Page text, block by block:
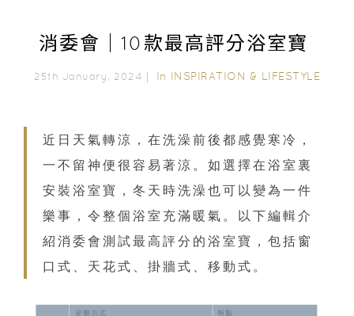
消委會｜10款最高評分浴室寶
25th January, 2024｜ In INSPIRATION & LIFESTYLE
近日天氣轉涼，在洗澡前後都感覺寒冷，
一不留神便很容易著涼。如選擇在浴室裏
安裝浴室寶，冬天時洗澡也可以變為一件
樂事，令整個浴室充滿暖氣。以下編輯介
紹消委會測試最高評分的浴室寶，包括窗
口式、天花式、掛牆式、移動式。